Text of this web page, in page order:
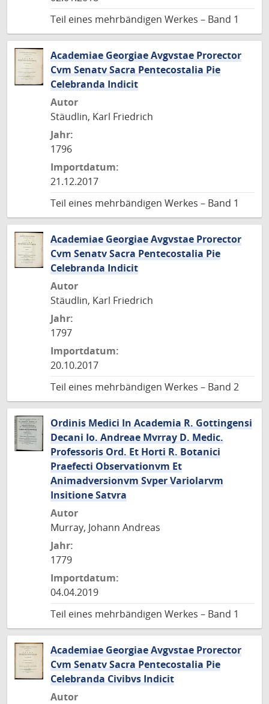
Teil eines mehrbändigen Werkes – Band 1
Academiae Georgiae Avgvstae Prorector
Cvm Senatv Sacra Pentecostalia Pie
Celebranda Indicit
Autor
Stäudlin, Karl Friedrich
Jahr:
1796
Importdatum:
21.12.2017
Teil eines mehrbändigen Werkes – Band 1
Academiae Georgiae Avgvstae Prorector
Cvm Senatv Sacra Pentecostalia Pie
Celebranda Indicit
Autor
Stäudlin, Karl Friedrich
Jahr:
1797
Importdatum:
20.10.2017
Teil eines mehrbändigen Werkes – Band 2
Ordinis Medici In Academia R. Gottingensi
Decani Io. Andreae Mvrray D. Medic.
Professoris Ord. Et Horti R. Botanici
Praefecti Observationvm Et
Animadversionvm Svper Variolarvm
Insitione Satvra
Autor
Murray, Johann Andreas
Jahr:
1779
Importdatum:
04.04.2019
Teil eines mehrbändigen Werkes – Band 1
Academiae Georgiae Avgvstae Prorector
Cvm Senatv Sacra Pentecostalia Pie
Celebranda Civibvs Indicit
Autor